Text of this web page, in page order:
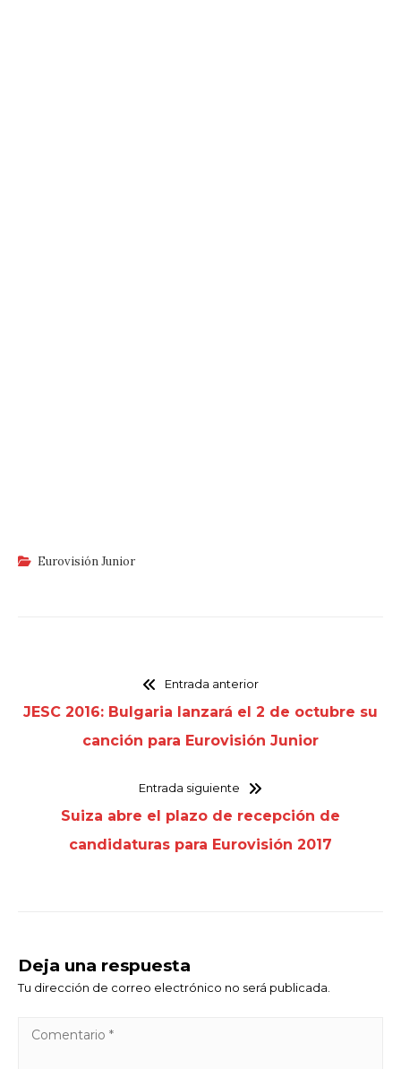
Eurovisión Junior
Entrada anterior
JESC 2016: Bulgaria lanzará el 2 de octubre su
canción para Eurovisión Junior
Entrada siguiente
Suiza abre el plazo de recepción de
candidaturas para Eurovisión 2017
Deja una respuesta
Tu dirección de correo electrónico no será publicada.